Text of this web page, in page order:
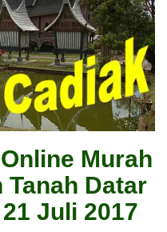
Murah
Datar
Juli 2017